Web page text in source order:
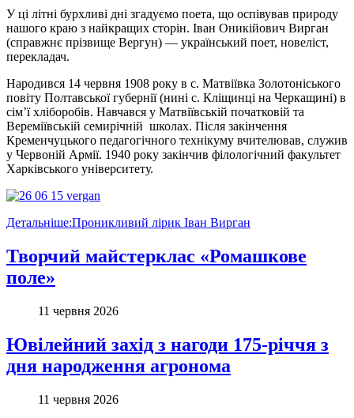
У ці літні бурхливі дні згадуємо поета, що оспівував природу
нашого краю з найкращих сторін. Іван Оникійович Вирган
(справжнє прізвище Вергун) — український поет, новеліст,
перекладач.
Народився 14 червня 1908 року в с. Матвіївка Золотоніського
повіту Полтавської губернії (нині с. Кліщинці на Черкащині) в
сім’ї хліборобів. Навчався у Матвіївській початковій та
Вереміївській семирічній школах. Після закінчення
Кременчуцького педагогічного технікуму вчителював, служив
у Червоній Армії. 1940 року закінчив філологічний факультет
Харківського університету.
Детальніше:Проникливий лірик Іван Вирган
Творчий майстерклас «Ромашкове
поле»
11 червня 2026
Ювілейний захід з нагоди 175-річчя з
дня народження агронома
11 червня 2026